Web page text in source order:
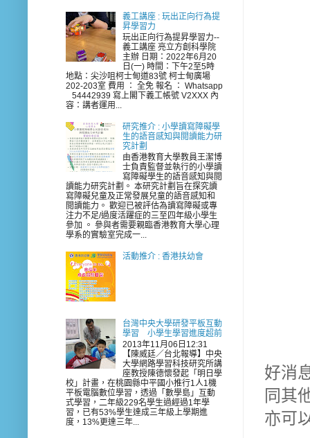
好消
同其
亦可
義工講座 : 玩出正向行為提
昇學習力
玩出正向行為提昇學習力--
義工講座 亮立方創科學院
主辦 日期：2022年6月20
日(一) 時間：下午2至5時
地點：尖沙咀柯士甸道83號 柯士甸廣場
202-203室 費用 ： 全免 報名 ： Whatsapp
54442939 寫上閣下義工帳號 V2XXX 內
容：講者運用...
研究推介 : 小學讀寫障礙學
生的語音感知與閲讀能力研
究計劃
由香港教育大學教員王潔博
士負責監督並執行的小學讀
寫障礙學生的語音感知與閲
讀能力研究計劃。 本研究計劃旨在探究讀
寫障礙兒童及正常發展兒童的語音感知和
閲讀能力。 歡迎已被評估為讀寫障礙或專
注力不足/過度活躍症的三至四年級小學生
參加 。 參與者需要親臨香港教育大學心理
學系的實驗室完成一...
活動推介 : 香港扶幼會
台灣中央大學研發平板互動
學習 小學生學習進度超前
2013年11月06日12:31
【陳威廷／台北報導】中央
大學網路學習科技研究所講
座教授陳德懷發起「明日學
校」計畫，在桃園縣中平國小推行1人1機
平板電腦數位學習，透過「數學島」互動
式學習，二年級229名學生過經過1年學
習，已有53%學生達成三年級上學期進
度，13%更達三年...